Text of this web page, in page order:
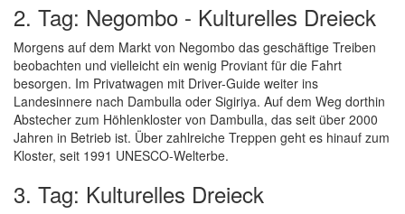
2. Tag: Negombo - Kulturelles Dreieck
Morgens auf dem Markt von Negombo das geschäftige Treiben
beobachten und vielleicht ein wenig Proviant für die Fahrt
besorgen. Im Privatwagen mit Driver-Guide weiter ins
Landesinnere nach Dambulla oder Sigiriya. Auf dem Weg dorthin
Abstecher zum Höhlenkloster von Dambulla, das seit über 2000
Jahren in Betrieb ist. Über zahlreiche Treppen geht es hinauf zum
Kloster, seit 1991 UNESCO-Welterbe.
3. Tag: Kulturelles Dreieck